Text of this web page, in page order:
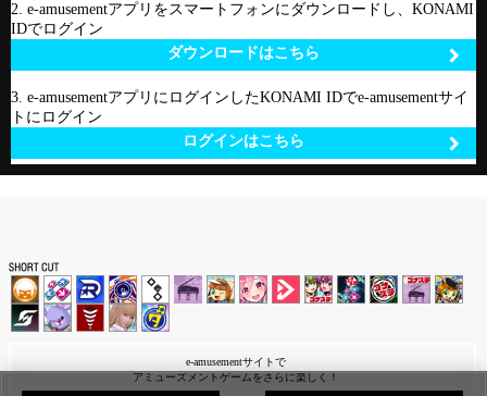
2. e-amusementアプリをスマートフォンにダウンロードし、KONAMI
IDでログイン
ダウンロードはこちら
3. e-amusementアプリにログインしたKONAMI IDでe-amusementサイ
トにログイン
ログインはこちら
e-amusementサイトで
アミューズメントゲームをさらに楽しく！